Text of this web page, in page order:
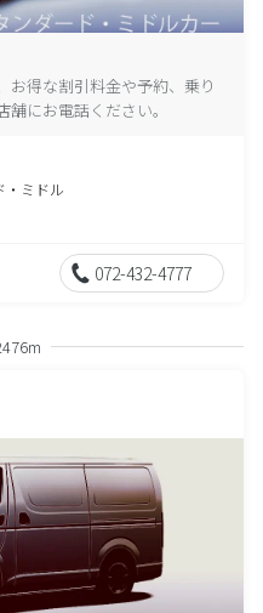
お得な割引料金や予約、乗り
にお電話ください。
・ミドル
072-432-4777